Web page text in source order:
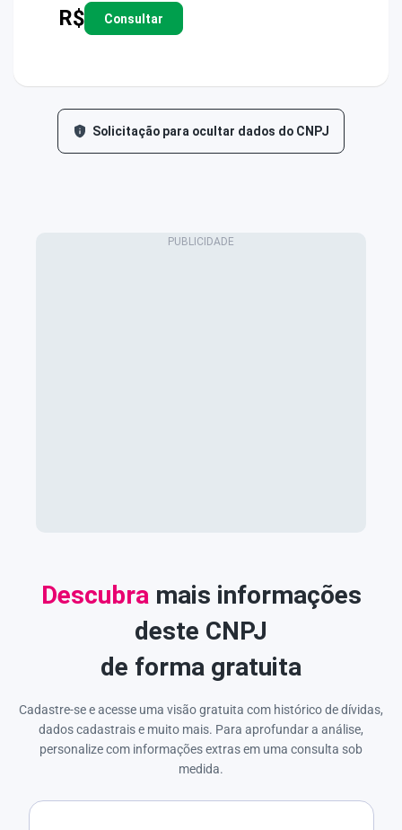
R$ Consultar
Solicitação para ocultar dados do CNPJ
Descubra mais informações
deste CNPJ
de forma gratuita
Cadastre-se e acesse uma visão gratuita com histórico de dívidas,
dados cadastrais e muito mais. Para aprofundar a análise,
personalize com informações extras em uma consulta sob
medida.